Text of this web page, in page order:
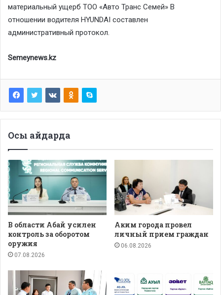
материальный ущерб ТОО «Авто Транс Семей» В
отношении водителя HYUNDAI составлен
административный протокол.
Semeynews.kz
Осы айдарда
В области Абай усилен
контроль за оборотом
оружия
07.08.2026
Аким города провел
личный прием граждан
06.08.2026